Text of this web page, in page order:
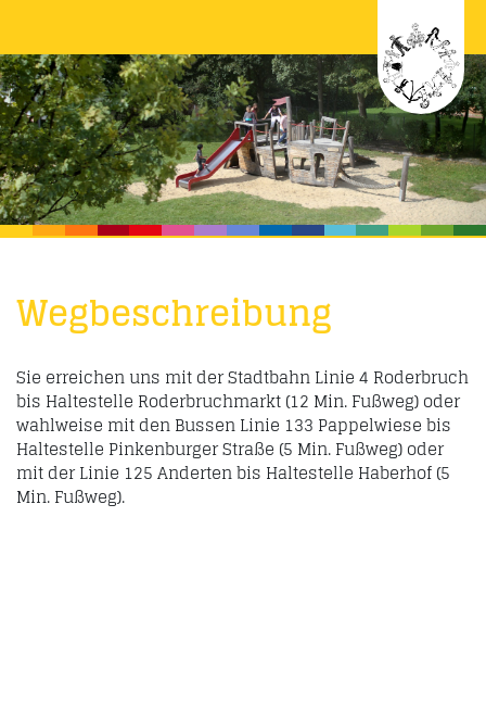
Wegbeschreibung
Sie erreichen uns mit der Stadtbahn Linie 4 Roderbruch
bis Haltestelle Roderbruchmarkt (12 Min. Fußweg) oder
wahlweise mit den Bussen Linie 133 Pappelwiese bis
Haltestelle Pinkenburger Straße (5 Min. Fußweg) oder
mit der Linie 125 Anderten bis Haltestelle Haberhof (5
Min. Fußweg).